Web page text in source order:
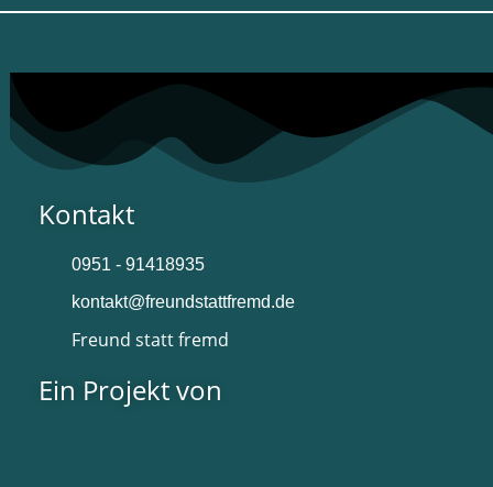
Kontakt
0951 - 91418935
kontakt@freundstattfremd.de
Freund statt fremd
Ein Projekt von